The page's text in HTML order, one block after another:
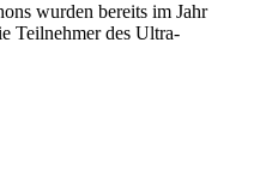
wurden bereits im Jahr
Teilnehmer des Ultra-